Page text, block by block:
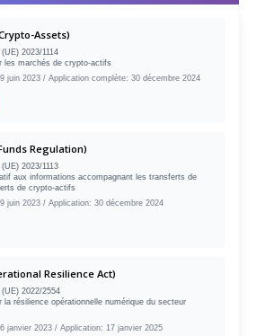
Assets)
2023/1114
les marchés de crypto-actifs
juin 2023 / Application complète: 30 décembre 2024
Regulation)
2023/1113
aux informations accompagnant les transferts de
de crypto-actifs
juin 2023 / Application: 30 décembre 2024
Resilience Act)
2022/2554
la résilience opérationnelle numérique du secteur
janvier 2023 / Application: 17 janvier 2025